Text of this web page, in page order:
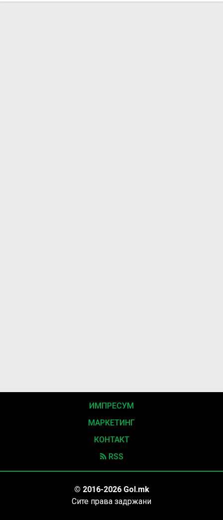
ИМПРЕСУМ
МАРКЕТИНГ
КОНТАКТ
RSS
© 2016-2026 Gol.mk
Сите права задржани